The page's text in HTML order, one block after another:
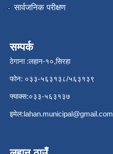
सार्वजनिक परीक्षण
सम्पर्क
ठेगाना :लहान-१०,सिरहा
फोन: ०३३-५६३१३८/५६३१३९
फ्याक्स:०३३-५६३१३७
इमेल:lahan.municipal@gmail.com